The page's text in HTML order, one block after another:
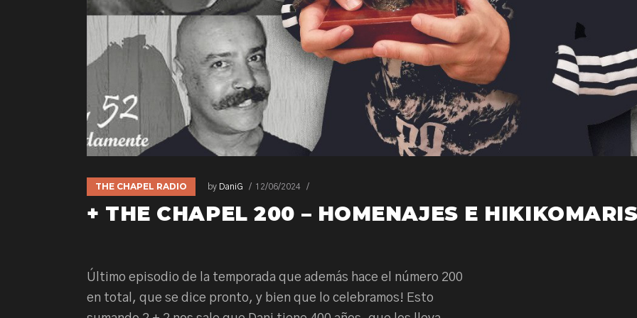
THE CHAPEL RADIO by DaniG 12/06/2024
+ THE CHAPEL 200 – HOMENAJES E
Último episodio de la temporada que además hace el número 200
en total, que se dice pronto, y bien que lo celebramos! Esto